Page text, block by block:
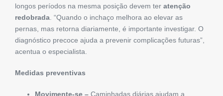
longos períodos na mesma posição devem ter atenção
redobrada. “Quando o inchaço melhora ao elevar as
pernas, mas retorna diariamente, é importante investigar. O
diagnóstico precoce ajuda a prevenir complicações futuras”,
acentua o especialista.
Medidas preventivas
Movimente-se – Caminhadas diárias ajudam a